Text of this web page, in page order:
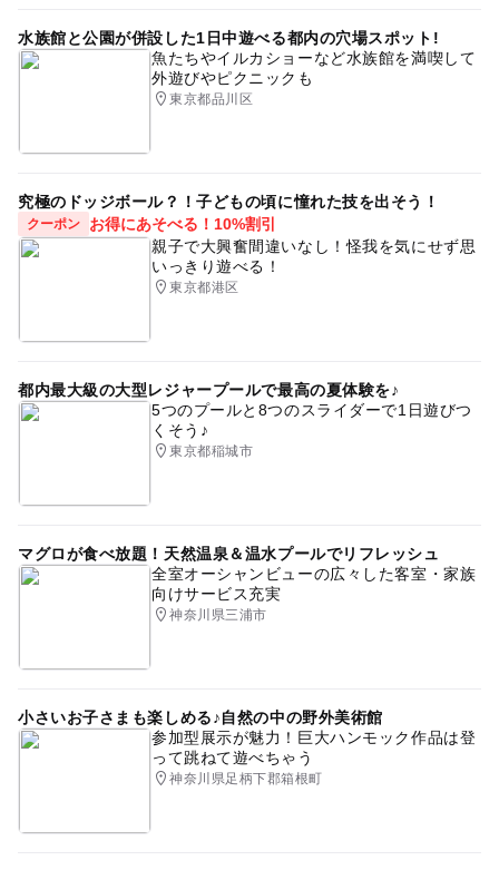
水族館と公園が併設した1日中遊べる都内の穴場スポット!
魚たちやイルカショーなど水族館を満喫して
外遊びやピクニックも
東京都品川区
究極のドッジボール？！子どもの頃に憧れた技を出そう！
クーポン
お得にあそべる！10%割引
親子で大興奮間違いなし！怪我を気にせず思
いっきり遊べる！
東京都港区
都内最大級の大型レジャープールで最高の夏体験を♪
5つのプールと8つのスライダーで1日遊びつ
くそう♪
東京都稲城市
マグロが食べ放題！天然温泉＆温水プールでリフレッシュ
全室オーシャンビューの広々した客室・家族
向けサービス充実
神奈川県三浦市
小さいお子さまも楽しめる♪自然の中の野外美術館
参加型展示が魅力！巨大ハンモック作品は登
って跳ねて遊べちゃう
神奈川県足柄下郡箱根町